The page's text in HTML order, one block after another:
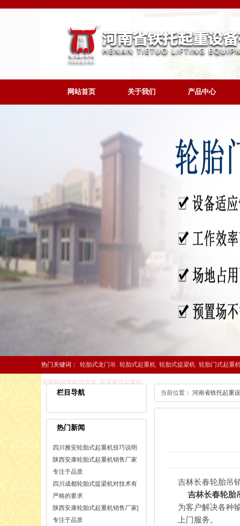
网站首页 关于我们 产品中心
热门关键词： 轮胎式龙门吊 轮胎式起重机 轮胎式提梁机 轮胎门式起重
架桥机销售租赁改造 双梁桥式起重机
栏目导航
热门新闻
四川雅安轮胎式起重机技巧说明
陕西安康轮胎式起重机销售厂家
专注于品质
四川成都轮胎式提梁机对技术有
严格的要求
陕西安康轮胎式起重机销售厂家|
专注于品质
当前位置： 河南省铁托起重
吉林长春轮胎吊
吉林长春轮胎
为客户解决各种
上门服务。